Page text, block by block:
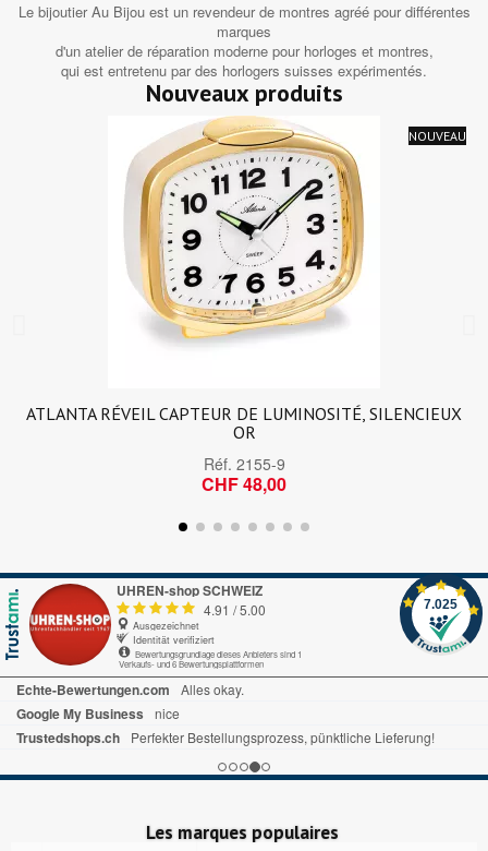
Le bijoutier Au Bijou est un revendeur de montres agréé pour différentes
marques
d'un atelier de réparation moderne pour horloges et montres,
qui est entretenu par des horlogers suisses expérimentés.
Nouveaux produits
NOUVEAU
ATLANTA RÉVEIL CAPTEUR DE LUMINOSITÉ, SILENCIEUX
OR
Réf. 2155-9
CHF 48,00
UHREN-shop SCHWEIZ
4.91 /5.00
Ausgezeichnet
Identität verifiziert
Bewertungsgrundlage dieses Anbieters sind 1
Verkaufs- und 6 Bewertungsplattformen
7.025
Echte-Bewertungen.com Alles okay.
Google My Business nice
Trustedshops.ch Perfekter Bestellungsprozess, pünktliche Lieferung!
Les marques populaires